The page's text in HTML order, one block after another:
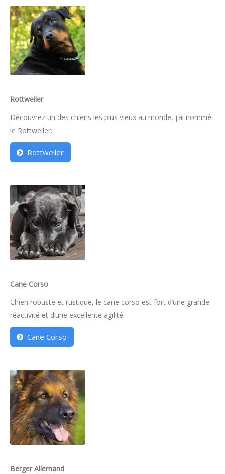
Rottweiler
Découvrez un des chiens les plus vieux au monde, j’ai nommé
le Rottweiler.
Rottweiler
Cane Corso
Chien robuste et rustique, le cane corso est fort d’une grande
réactivité et d’une excellente agilité.
Cane Corso
Berger Allemand